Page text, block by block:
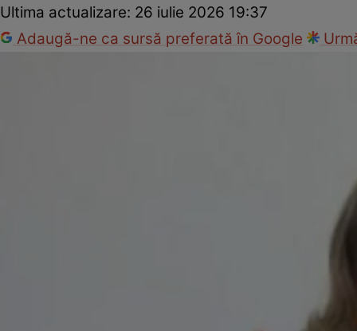
Ultima actualizare: 26 iulie 2026 19:37
Adaugă-ne ca sursă preferată în Google